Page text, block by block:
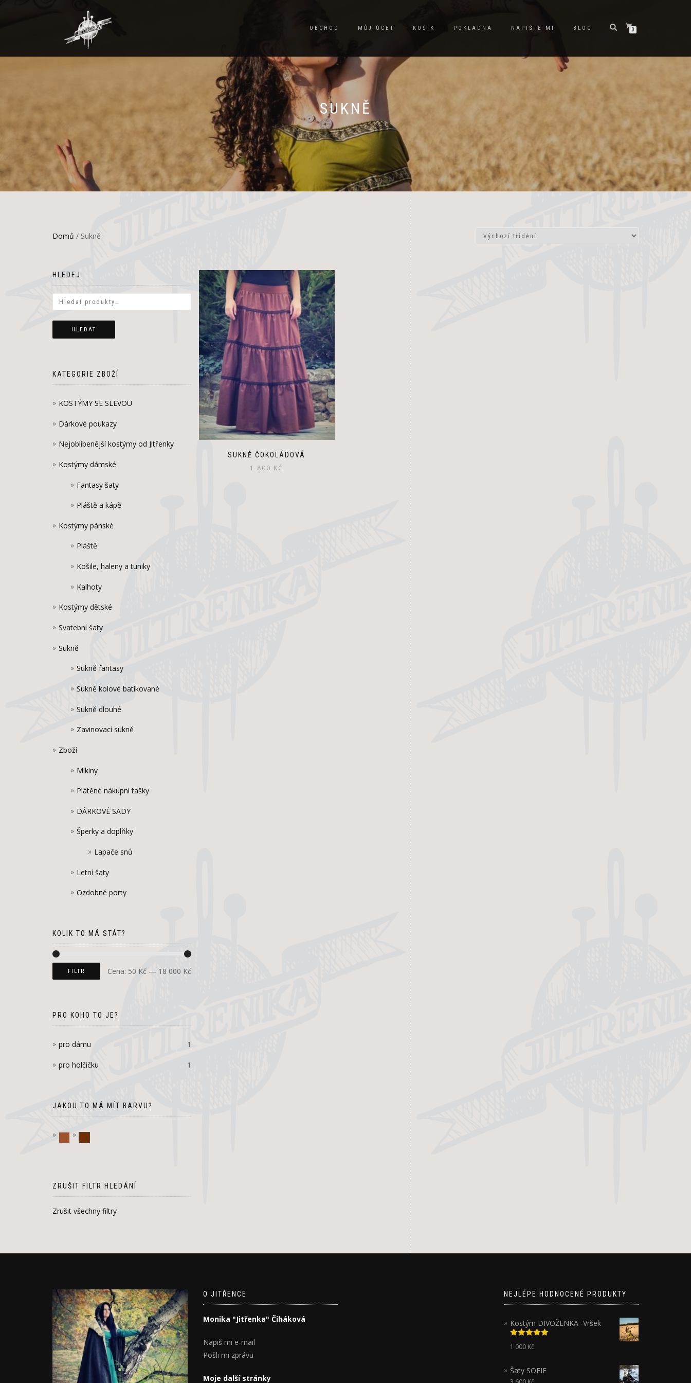
OBCHOD MŮJ ÚČET KOŠÍK POKLADNA NAPIŠTE MI BLOG 0
SUKNĚ
Domů / Sukně
SUKNĚ ČOKOLÁDOVÁ
1 800 KČ
HLEDEJ
HLEDAT
KATEGORIE ZBOŽÍ
KOSTÝMY SE SLEVOU
Dárkové poukazy
Nejoblíbenější kostýmy od Jitřenky
Kostýmy dámské
Fantasy šaty
Pláště a kápě
Kostýmy pánské
Pláště
Košile, haleny a tuniky
Kalhoty
Kostýmy dětské
Svatební šaty
Sukně
Sukně fantasy
Sukně kolové batikované
Sukně dlouhé
Zavinovací sukně
Zboží
Mikiny
Plátěné nákupní tašky
DÁRKOVÉ SADY
Šperky a doplňky
Lapače snů
Letní šaty
Ozdobné porty
KOLIK TO MÁ STÁT?
FILTR Cena: 50 Kč — 18 000 Kč
PRO KOHO TO JE?
pro dámu 1
pro holčičku 1
JAKOU TO MÁ MÍT BARVU?
hnědá
ZRUŠIT FILTR HLEDÁNÍ
Zrušit všechny filtry
O JITŘENCE
Monika "Jitřenka" Čiháková
Napiš mi e-mail
Pošli mi zprávu
Moje další stránky
NEJLÉPE HODNOCENÉ PRODUKTY
Kostým DIVOŽENKA -Vršek
Hodnocení
5.00z 5
1 000 Kč
Šaty SOFIE